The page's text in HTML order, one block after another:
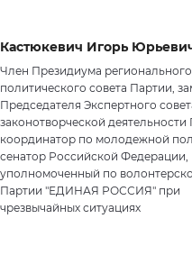
Кастюкевич Игорь
Член Президиума регионального
политического совета Партии,
Председателя Экспертного
законотворческой деятельности
координатор по молодежной
сенатор Российской Федерации,
уполномоченный по
Партии "ЕДИНАЯ РОССИЯ" при
чрезвычайных ситуациях